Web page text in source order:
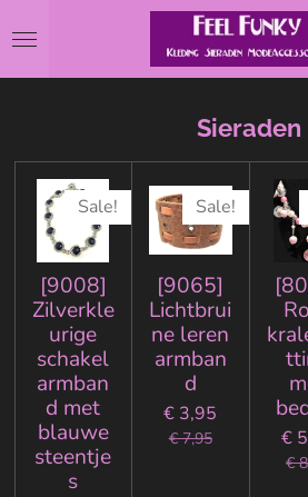
direct
naar
Sieraden
Sale!
[9008]
Zilverkle
urige
schakel
armban
d met
blauwe
steentje
s
Sale!
[9065]
Lichtbrui
ne leren
armban
d
€ 3,95
€ 7,95 €
€